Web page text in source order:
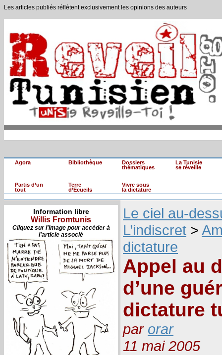
Les articles publiés réflètent exclusivement les opinions des auteurs
Agora Bibliothèque
Dossiers
thématiques
La Tunisie
se réveille
Partis d’un
tout
Terre
d’Ecueils
Vivre sous
la dictature
Information libre
Willis Fromtunis
Cliquez sur l'image pour accéder à
l'article associé
Le ciel au-
L’indiscret >
dictature
Appel au
d’une
dictature
par orar
11 mai 2005